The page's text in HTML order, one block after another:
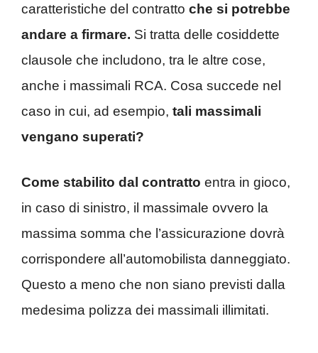
caratteristiche del contratto che si potrebbe
andare a firmare. Si tratta delle cosiddette
clausole che includono, tra le altre cose,
anche i massimali RCA. Cosa succede nel
caso in cui, ad esempio, tali massimali
vengano superati?
Come stabilito dal contratto entra in gioco,
in caso di sinistro, il massimale ovvero la
massima somma che l’assicurazione dovrà
corrispondere all’automobilista danneggiato.
Questo a meno che non siano previsti dalla
medesima polizza dei massimali illimitati.